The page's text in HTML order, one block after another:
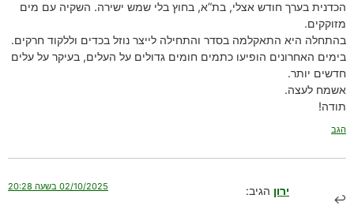
הכדנית בערך חודש אצלי, בת”א, בחוץ בלי שמש ישירה. השקיה עם מים
מזוקקים.
בהתחלה היא התאקלמה בסדר והתחילה לייצר נוזל בכדים וללקוד חרקים.
בימים האחרונים הופיעו כתמים חומים גדולים על העלים, בעיקר על עלים
חדשים יותר.
אשמח לעצה.
תודה!
הגב
ירון הגיב: 02/10/2025 בשעה 20:28